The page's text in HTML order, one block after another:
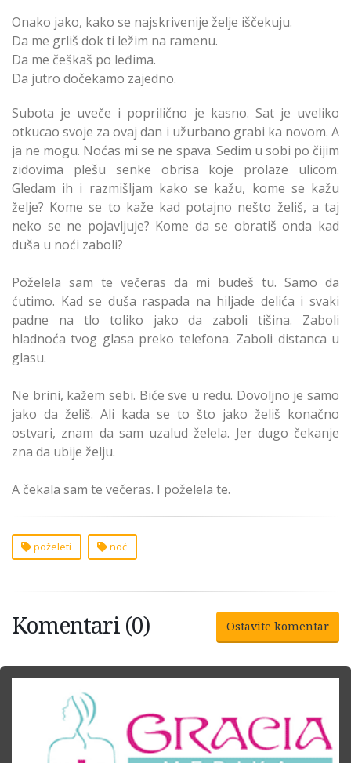
Onako jako, kako se najskrivenije želje iščekuju.
Da me grliš dok ti ležim na ramenu.
Da me češkaš po leđima.
Da jutro dočekamo zajedno.
Subota je uveče i poprilično je kasno. Sat je uveliko
otkucao svoje za ovaj dan i užurbano grabi ka novom. A
ja ne mogu. Noćas mi se ne spava. Sedim u sobi po čijim
zidovima plešu senke obrisa koje prolaze ulicom.
Gledam ih i razmišljam kako se kažu, kome se kažu
želje? Kome se to kaže kad potajno nešto želiš, a taj
neko se ne pojavljuje? Kome da se obratiš onda kad
duša u noći zaboli?
Poželela sam te večeras da mi budeš tu. Samo da
ćutimo. Kad se duša raspada na hiljade delića i svaki
padne na tlo toliko jako da zaboli tišina. Zaboli
hladnoća tvog glasa preko telefona. Zaboli distanca u
glasu.
Ne brini, kažem sebi. Biće sve u redu. Dovoljno je samo
jako da želiš. Ali kada se to što jako želiš konačno
ostvari, znam da sam uzalud želela. Jer dugo čekanje
zna da ubije želju.
A čekala sam te večeras. I poželela te.
poželeti noć
Komentari (0) Ostavite komentar